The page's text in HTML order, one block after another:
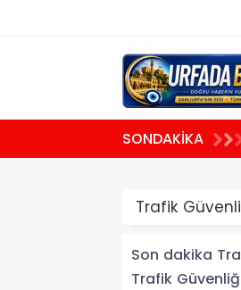
SONDAKİKA
Trafik
Son dakika
Trafik